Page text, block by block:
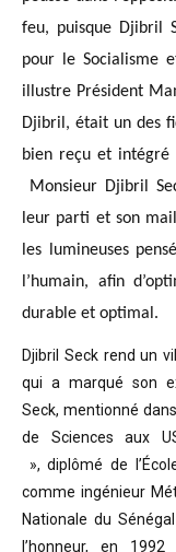
feu, puisque Djibril
pour le Socialisme
illustre Président
Djibril, était un des
bien reçu et intégré
Monsieur Djibril
leur parti et son
les lumineuses
l’humain, afin
durable et optimal.
Djibril Seck rend un
qui a marqué son
Seck,mentionné
de Sciences aux
», diplômé de
comme ingénieur
Nationale du
l’honneur, en